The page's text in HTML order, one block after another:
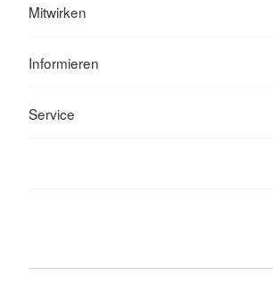
Mitwirken
Informieren
Service